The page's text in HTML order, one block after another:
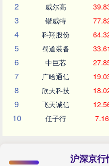
2 威尔高
3 锴威特
4 科翔股份
5 蜀道装备 33.61
6 中巨芯
7 广哈通信
8 欣天科技
9 飞天诚信
10 任子行 7.16
沪深京行